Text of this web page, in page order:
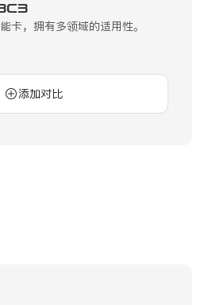
卡，拥有多领域的适用性。
添加对比